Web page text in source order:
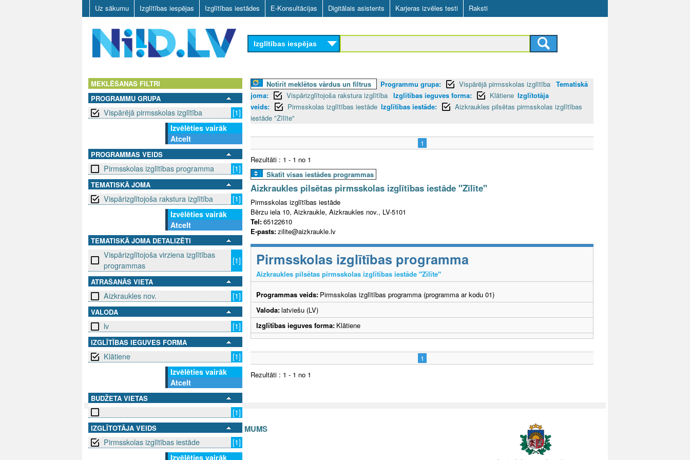
Skip
to
main
content
Uz sākumu Izglītības iespējas Izglītības iestādes E-Konsultācijas Digitālais asistents Karjeras izvēles testi Raksti
V
Izglītības iespējas
MEKLĒŠANAS FILTRI
PROGRAMMU GRUPA
Vispārējā pirmsskolas izglītība
[1]
Izvēlēties vairāk
Atcelt
PROGRAMMAS VEIDS
Pirmsskolas izglītības programma [1]
TEMATISKĀ JOMA
Vispārizglītojoša rakstura izglītība
[1]
Izvēlēties vairāk
Atcelt
TEMATISKĀ JOMA DETALIZĒTI
Vispārizglītojoša virziena izglītības
programmas
[1]
ATRAŠANĀS VIETA
Aizkraukles nov. [1]
VALODA
lv [1]
IZGLĪTĪBAS IEGUVES FORMA
Klātiene
[1]
Izvēlēties vairāk
Atcelt
BUDŽETA VIETAS
[1]
IZGLĪTOTĀJA VEIDS
Pirmsskolas izglītības iestāde
[1]
Izvēlēties vairāk
Notīrīt meklētos vārdus un filtrus Programmu grupa: Vispārējā pirmsskolas izglītība Tematiskā
joma:
Vispārizglītojoša rakstura izglītība Izglītības ieguves forma: Klātiene Izglītotāja
veids:
Pirmsskolas izglītības iestāde Izglītības iestāde:
Aizkraukles pilsētas pirmsskolas izglītības
iestāde "Zīlīte"
1
Rezultāti : 1 - 1 no 1
Skatīt visas iestādes programmas
Aizkraukles pilsētas pirmsskolas izglītības iestāde "Zīlīte"
Pirmsskolas izglītības iestāde
Bērzu iela 10, Aizkraukle, Aizkraukles nov., LV-5101
Tel:65122610
E-pasts:zilite@aizkraukle.lv
Pirmsskolas izglītības programma
Aizkraukles pilsētas pirmsskolas izglītības iestāde "Zīlīte"
Programmas veids: Pirmsskolas izglītības programma (programma ar kodu 01)
Valoda:latviešu (LV)
Izglītības ieguves forma: Klātiene
1
Rezultāti : 1 - 1 no 1
SEKO MUMS SAZINIES AR MUMS
info@niid.lv